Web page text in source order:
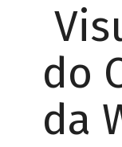
do
da